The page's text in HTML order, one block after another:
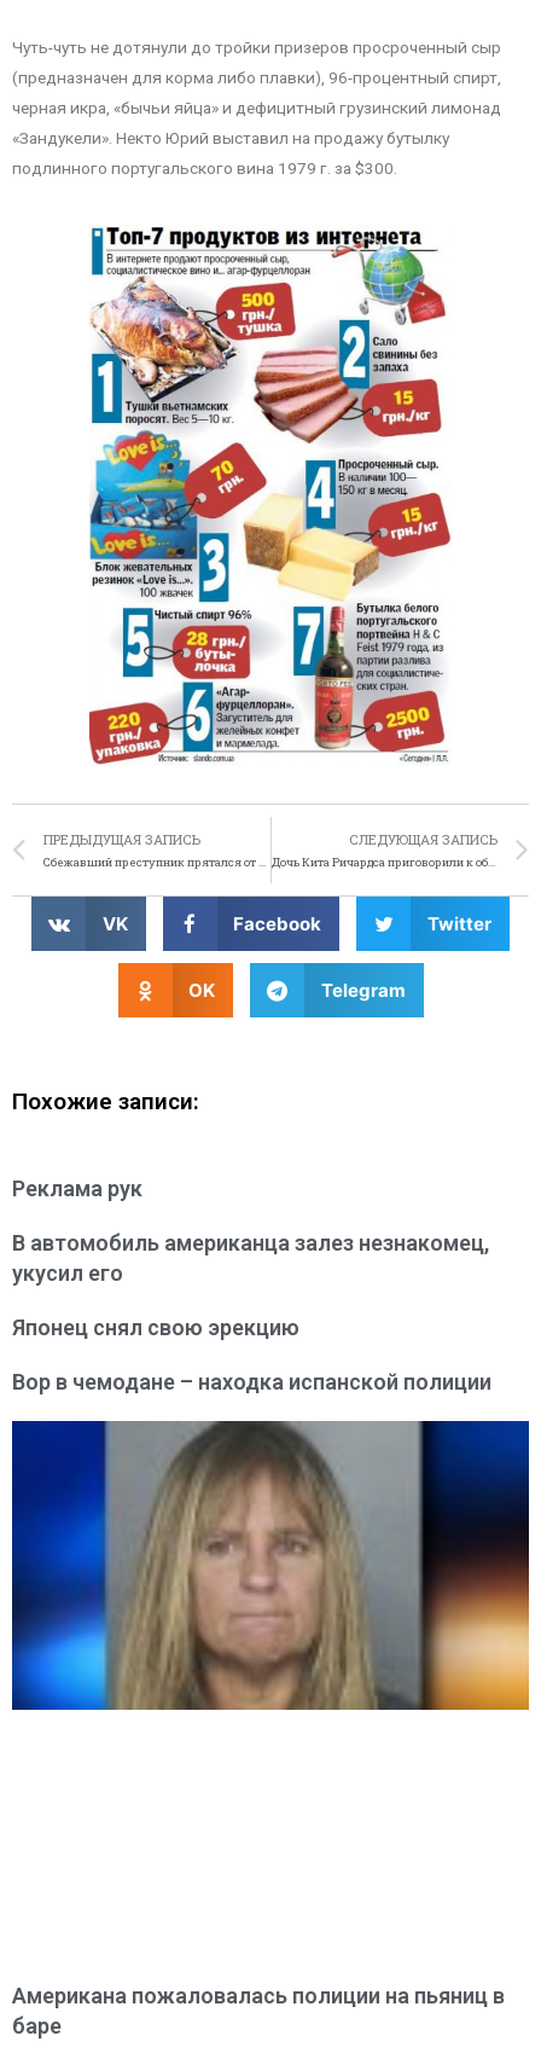
Чуть-чуть не дотянули до тройки призеров просроченный сыр
(предназначен для корма либо плавки), 96-процентный спирт,
черная икра, «бычьи яйца» и дефицитный грузинский лимонад
«Зандукели». Некто Юрий выставил на продажу бутылку
подлинного португальского вина 1979 г. за $300.
ПРЕДЫДУЩАЯ ЗАПИСЬ СЛЕДУЮЩАЯ ЗАПИСЬ
Дочь Кита Ричардса приговорили к общественным работам
VK Facebook Twitter
OK Telegram
Похожие записи:
Реклама рук
В автомобиль американца залез незнакомец,
укусил его
Японец снял свою эрекцию
Вор в чемодане – находка испанской полиции
Американа пожаловалась полиции на пьяниц в
баре